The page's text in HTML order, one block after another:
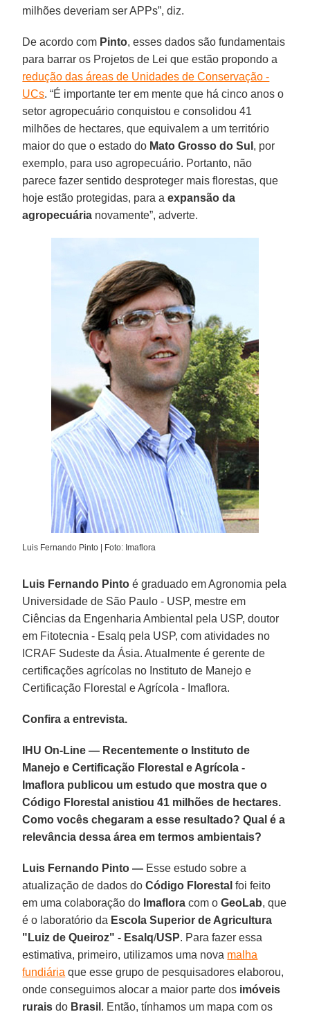
milhões deveriam ser APPs”, diz.
De acordo com Pinto, esses dados são fundamentais
para barrar os Projetos de Lei que estão propondo a
redução das áreas de Unidades de Conservação -
UCs. “É importante ter em mente que há cinco anos o
setor agropecuário conquistou e consolidou 41
milhões de hectares, que equivalem a um território
maior do que o estado do Mato Grosso do Sul , por
exemplo, para uso agropecuário. Portanto, não
parece fazer sentido desproteger mais florestas, que
hoje estão protegidas, para aexpansão da
agropecuária novamente”, adverte.
Luis Fernando Pinto | Foto: Imaflora
Luis Fernando Pinto é graduado em Agronomia pela
Universidade de São Paulo - USP, mestre em
Ciências da Engenharia Ambiental pela USP, doutor
em Fitotecnia - Esalq pela USP, com atividades no
ICRAF Sudeste da Ásia. Atualmente é gerente de
certificações agrícolas no Instituto de Manejo e
Certificação Florestal e Agrícola - Imaflora.
Confira a entrevista.
IHU On-Line — Recentemente o Instituto de
Manejo e Certificação Florestal e Agrícola -
Imaflora publicou um estudo que mostra que o
Código Florestal anistiou 41 milhões de hectares.
Como vocês chegaram a esse resultado? Qual é a
relevância dessa área em termos ambientais?
Luis Fernando Pinto — Esse estudo sobre a
atualização de dados doCódigo Florestal foi feito
em uma colaboração do Imaflora com oGeoLab, que
é o laboratório da Escola Superior de Agricultura
"Luiz de Queiroz" - Esalq/USP. Para fazer essa
estimativa, primeiro, utilizamos uma nova malha
fundiária que esse grupo de pesquisadores elaborou,
onde conseguimos alocar a maior parte dos imóveis
rurais do Brasil . Então, tínhamos um mapa com os